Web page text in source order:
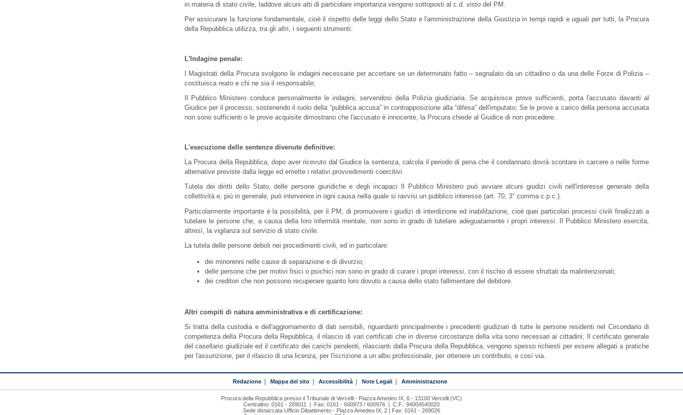
in materia di stato civile, laddove alcuni atti di particolare importanza vengono sottoposti al c.d. visto del PM.
Per assicurare la funzione fondamentale, cioè il rispetto delle leggi dello Stato e l'amministrazione della Giustizia in tempi rapidi e uguali per tutti, la Procura
della Repubblica utilizza, tra gli altri, i seguenti strumenti:
L'Indagine penale:
I Magistrati della Procura svolgono le indagini necessarie per accertare se un determinato fatto – segnalato da un cittadino o da una delle Forze di Polizia –
costituisca reato e chi ne sia il responsabile;
Il Pubblico Ministero conduce personalmente le indagini, servendosi della Polizia giudiziaria. Se acquisisce prove sufficienti, porta l'accusato davanti al
Giudice per il processo, sostenendo il ruolo della “pubblica accusa” in contrapposizione alla “difesa” dell'imputato; Se le prove a carico della persona accusata
non sono sufficienti o le prove acquisite dimostrano che l'accusato è innocente, la Procura chiede al Giudice di non procedere.
L'esecuzione delle sentenze divenute definitive:
La Procura della Repubblica, dopo aver ricevuto dal Giudice la sentenza, calcola il periodo di pena che il condannato dovrà scontare in carcere o nelle forme
alternative previste dalla legge ed emette i relativi provvedimenti coercitivi.
Tutela dei diritti dello Stato, delle persone giuridiche e degli incapaci Il Pubblico Ministero può avviare alcuni giudizi civili nell'interesse generale della
collettività e, più in generale, può intervenire in ogni causa nella quale si ravvisi un pubblico interesse (art. 70, 3° comma c.p.c.).
Particolarmente importante è la possibilità, per il PM, di promuovere i giudizi di interdizione ed inabilitazione, cioè quei particolari processi civili finalizzati a
tutelare le persone che, a causa della loro infermità mentale, non sono in grado di tutelare adeguatamente i propri interessi. Il Pubblico Ministero esercita,
altresì, la vigilanza sul servizio di stato civile.
La tutela delle persone deboli nei procedimenti civili, ed in particolare:
dei minorenni nelle cause di separazione e di divorzio;
delle persone che per motivi fisici o psichici non sono in grado di curare i propri interessi, con il rischio di essere sfruttati da malintenzionati;
dei creditori che non possono recuperare quanto loro dovuto a causa dello stato fallimentare del debitore.
Altri compiti di natura amministrativa e di certificazione:
Si tratta della custodia e dell'aggiornamento di dati sensibili, riguardanti principalmente i precedenti giudiziari di tutte le persone residenti nel Circondario di
competenza della Procura della Repubblica, il rilascio di vari certificati che in diverse circostanze della vita sono necessari ai cittadini; Il certificato generale
del casellario giudiziale ed il certificato dei carichi pendenti, rilascianti dalla Procura della Repubblica, vengono spesso richiesti per essere allegati a pratiche
per l'assunzione, per il rilascio di una licenza, per l'iscrizione a un albo professionale, per ottenere un contributo, e così via.
Redazione Mappa del sito Accessibilità Note Legali Amministrazione
Procura della Repubblica presso il Tribunale di Vercelli - Piazza Amedeo IX, 6 - 13100 Vercelli (VC)
Centralino: 0161 - 269011 | Fax: 0161 - 600973 / 600976 | C.F.: 94004540020
Sede distaccata Ufficio Dibattimento - Piazza Amedeo IX, 2 | Fax: 0161 - 269026